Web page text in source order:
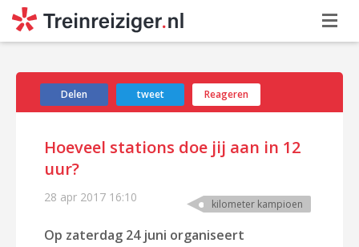
Delen tweet Reageren
Hoeveel stations doe jij aan in 12
uur?
28 apr 2017 16:10 kilometer kampioen
Op zaterdag 24 juni organiseert